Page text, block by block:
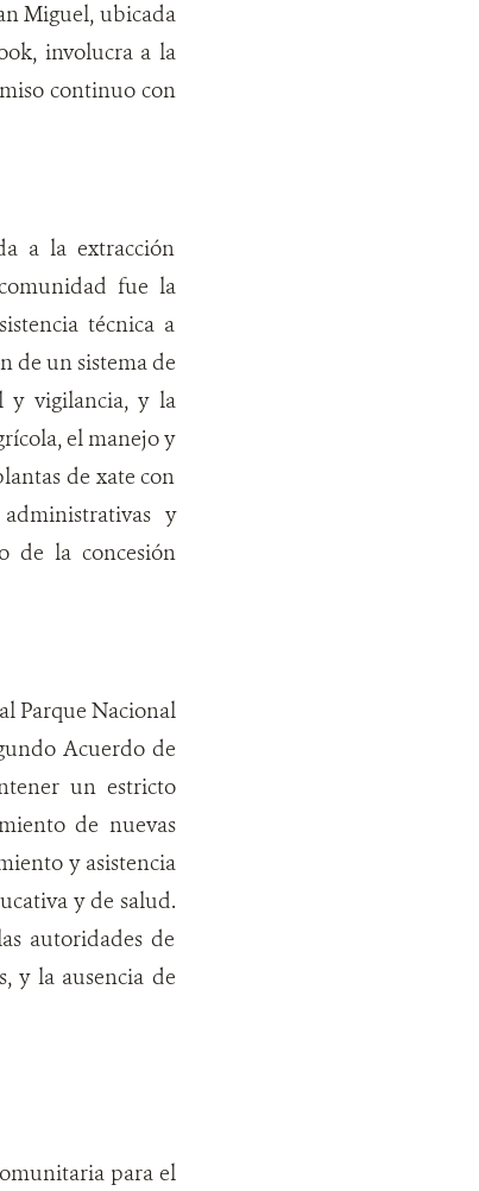
Miguel, ubicada
involucra a la
continuo con
a la extracción
fue la
técnica a
de un sistema de
y vigilancia, y la
el manejo y
de xate con
y
de la concesión
Parque Nacional
Acuerdo de
un estricto
de nuevas
y asistencia
y de salud.
autoridades de
y la ausencia de
para el